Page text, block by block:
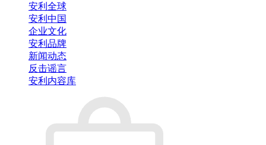
安利全球
安利中国
企业文化
安利品牌
新闻动态
反击谣言
安利内容库